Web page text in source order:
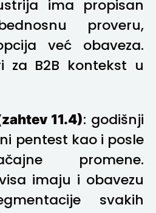
ima propisan
proveru,
već obaveza.
za B2B kontekst u
11.4): godišnji
pentest kao i posle
promene.
imaju i obavezu
svakih